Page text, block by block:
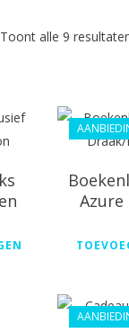
Toont alle 9